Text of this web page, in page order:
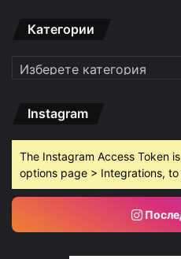
Категории
Категории
Instagram
The Instagram Access Token
options page > Integrations,